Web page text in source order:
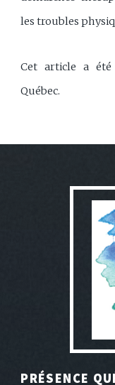
les troubles
Cet article a été
Québec.
PRÉSENCE